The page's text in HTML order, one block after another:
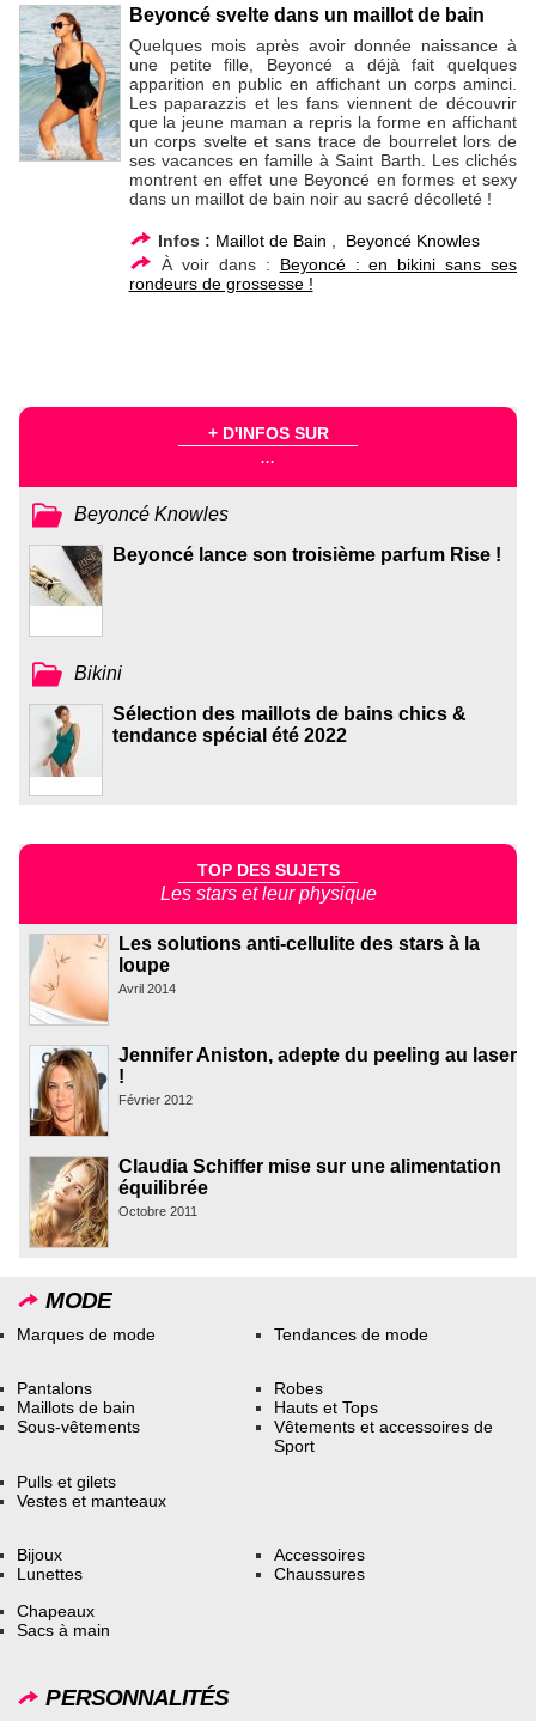
Beyoncé svelte dans un maillot de bain
Quelques mois après avoir donnée naissance à
une petite fille, Beyoncé a déjà fait quelques
apparition en public en affichant un corps aminci.
Les paparazzis et les fans viennent de découvrir
que la jeune maman a repris la forme en affichant
un corps svelte et sans trace de bourrelet lors de
ses vacances en famille à Saint Barth. Les clichés
montrent en effet une Beyoncé en formes et sexy
dans un maillot de bain noir au sacré décolleté !
Infos : Maillot de Bain
Beyoncé Knowles
À voir dans : Beyoncé : en bikini sans ses
rondeurs de grossesse !
+ D'INFOS SUR
...
Beyoncé Knowles
Beyoncé lance son troisième parfum Rise !
Bikini
Sélection des maillots de bains chics &
tendance spécial été 2022
TOP DES SUJETS
Les stars et leur physique
Les solutions anti-cellulite des stars à la
loupe
Avril 2014
Jennifer Aniston, adepte du peeling au laser
!
Février 2012
Claudia Schiffer mise sur une alimentation
équilibrée
Octobre 2011
MODE
Marques de mode Tendances de mode
Pantalons
Maillots de bain
Sous-vêtements
Robes
Hauts et Tops
Vêtements et accessoires de
Sport
Pulls et gilets
Vestes et manteaux
Bijoux
Lunettes
Accessoires
Chaussures
Chapeaux
Sacs à main
PERSONNALITÉS